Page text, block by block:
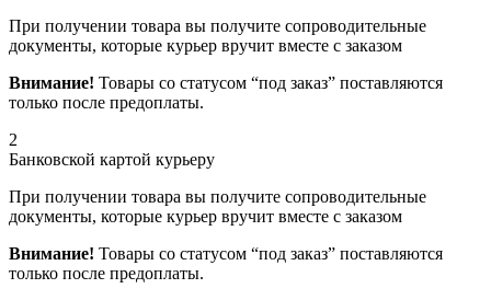
При получении товара вы получите сопроводительные
документы, которые курьер вручит вместе с заказом
Внимание! Товары со статусом “под заказ” поставляются
только после предоплаты.
2
Банковской картой курьеру
При получении товара вы получите сопроводительные
документы, которые курьер вручит вместе с заказом
Внимание! Товары со статусом “под заказ” поставляются
только после предоплаты.